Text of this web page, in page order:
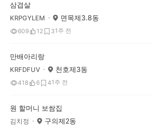
삼겹살
KRPGYLEM 면목제3.8동
609 12 31주 전
만배아리랑
KRFDFUV 천호제3동
418 6 41주 전
원 할머니 보쌈집
김치정 구의제2동